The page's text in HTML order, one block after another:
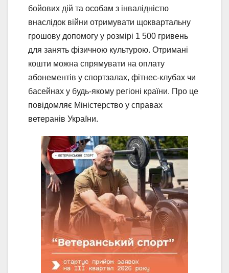
бойових дій та особам з інвалідністю
внаслідок війни отримувати щоквартальну
грошову допомогу у розмірі 1 500 гривень
для занять фізичною культурою. Отримані
кошти можна спрямувати на оплату
абонементів у спортзалах, фітнес-клубах чи
басейнах у будь-якому регіоні країни. Про це
повідомляє Міністерство у справах
ветеранів України.